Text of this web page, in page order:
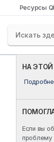
Ресурсы
НА
Если вы
проблему